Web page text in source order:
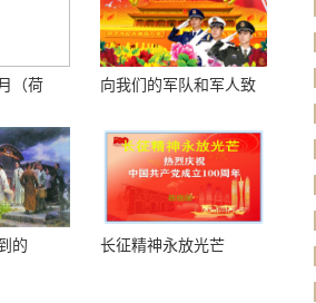
（荷
向我们的军队和军人致
的 长征精神永放光芒